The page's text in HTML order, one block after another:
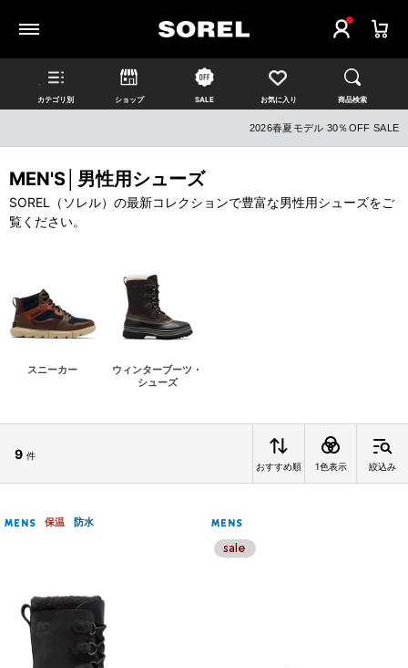
カテゴリ別 ショップ SALE お気に入り 商品検索
2026春夏モデル 30％OFF SALE
MEN'S│男性用シューズ
SOREL（ソレル）の最新コレクションで豊富な男性用シューズをご
覧ください。
スニーカー
ウィンターブーツ・
シューズ
9 件
おすすめ順
1色表示 絞込み
MENS 保温 防水 MENS